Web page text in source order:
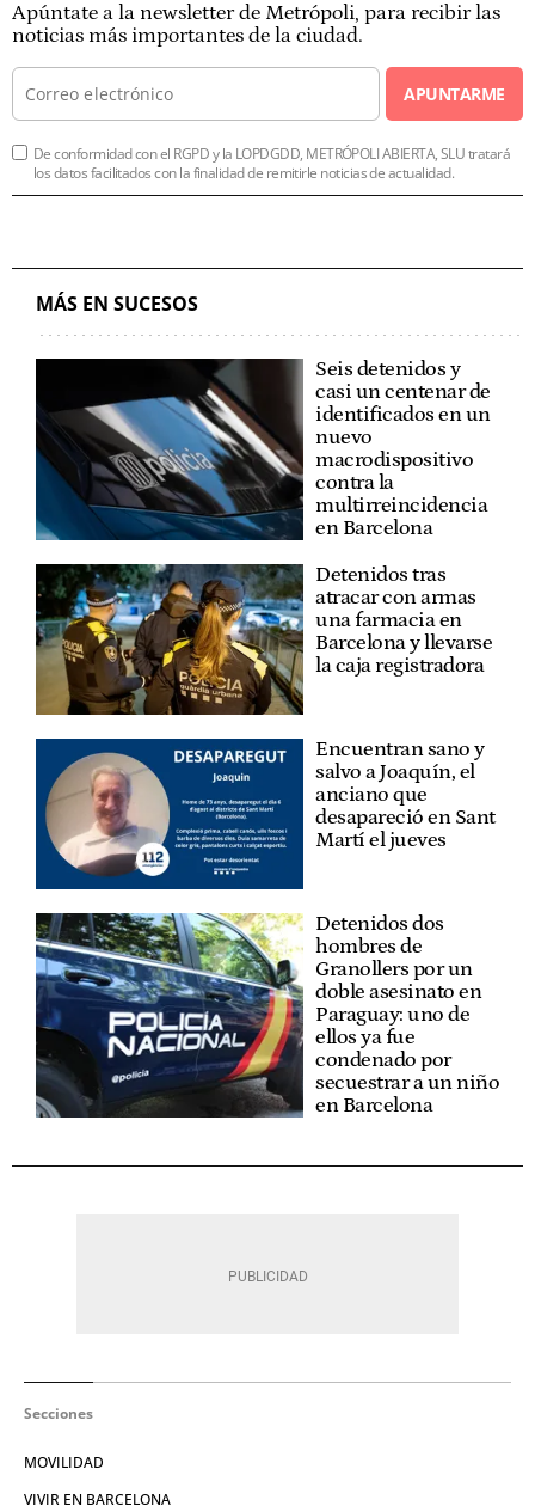
Apúntate a la newsletter de Metrópoli, para recibir las
noticias más importantes de la ciudad.
APUNTARME
De conformidad con el RGPD y la LOPDGDD, METRÓPOLI ABIERTA, SLU tratará
los datos facilitados con la finalidad de remitirle noticias de actualidad.
MÁS EN SUCESOS
Seis detenidos y
casi un centenar de
identificados en un
nuevo
macrodispositivo
contra la
multirreincidencia
en Barcelona
Detenidos tras
atracar con armas
una farmacia en
Barcelona y llevarse
la caja registradora
Encuentran sano y
salvo a Joaquín, el
anciano que
desapareció en Sant
Martí el jueves
Detenidos dos
hombres de
Granollers por un
doble asesinato en
Paraguay: uno de
ellos ya fue
condenado por
secuestrar a un niño
en Barcelona
Secciones
MOVILIDAD
VIVIR EN BARCELONA